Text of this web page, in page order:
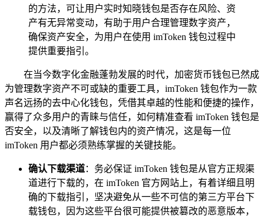
的方法，可让用户实时知晓钱包是否存在风险、资
产有无异常变动，有助于用户合理管理数字资产，
确保资产安全，为用户在使用 imToken 钱包过程中
提供重要指引。
在当今数字化金融蓬勃发展的时代，加密货币钱包已然成
为管理数字资产不可或缺的重要工具，imToken 钱包作为一款
声名远扬的去中心化钱包，凭借其卓越的性能和便捷的操作，
赢得了众多用户的青睐与信任，如何精准查看 imToken 钱包是
否安全，以及清晰了解钱包内的资产情况，这是每一位
imToken 用户都必须熟练掌握的关键技能。
确认下载渠道：务必保证 imToken 钱包是从官方正规渠
道进行下载的，在 imToken 官方网站上，有着详细且明
确的下载指引，坚决避免从一些不可信的第三方平台下
载钱包，因为这些平台很可能提供被篡改的恶意版本，